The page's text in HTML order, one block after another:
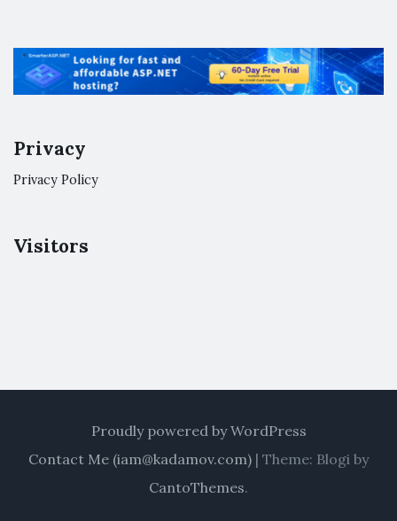
Privacy
Privacy Policy
Visitors
Proudly powered by WordPress
Contact Me (iam@kadamov.com) | Theme: Blogi by
CantoThemes.